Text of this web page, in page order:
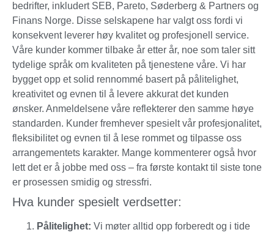
bedrifter, inkludert SEB, Pareto, Søderberg & Partners og
Finans Norge. Disse selskapene har valgt oss fordi vi
konsekvent leverer høy kvalitet og profesjonell service.
Våre kunder kommer tilbake år etter år, noe som taler sitt
tydelige språk om kvaliteten på tjenestene våre. Vi har
bygget opp et solid rennommé basert på pålitelighet,
kreativitet og evnen til å levere akkurat det kunden
ønsker. Anmeldelsene våre reflekterer den samme høye
standarden. Kunder fremhever spesielt vår profesjonalitet,
fleksibilitet og evnen til å lese rommet og tilpasse oss
arrangementets karakter. Mange kommenterer også hvor
lett det er å jobbe med oss – fra første kontakt til siste tone
er prosessen smidig og stressfri.
Hva kunder spesielt verdsetter:
Pålitelighet: Vi møter alltid opp forberedt og i tide